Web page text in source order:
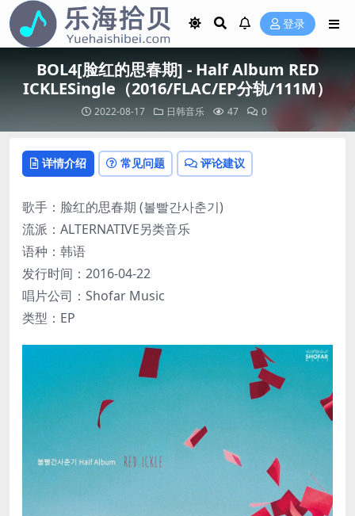
登录
BOL4[脸红的思春期] - Half Album RED
ICKLESingle（2016/FLAC/EP分轨/111M）
2022-08-17 日韩音乐 47 0
详情介绍 常见问题 评论建议
歌手：脸红的思春期 (볼빨간사춘기)
流派：ALTERNATIVE另类音乐
语种：韩语
发行时间：2016-04-22
唱片公司：Shofar Music
类型：EP